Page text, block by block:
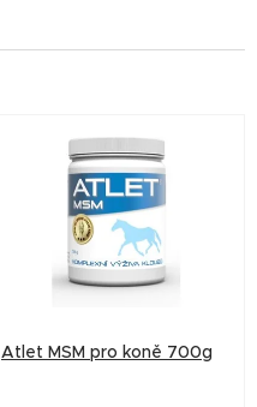
Atlet MSM pro koně 700g